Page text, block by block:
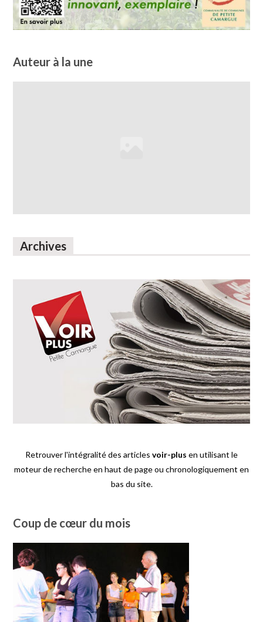
Auteur à la une
Archives
Retrouver l'intégralité des articles voir-plus en utilisant le
moteur de recherche en haut de page ou chronologiquement en
bas du site.
Coup de cœur du mois